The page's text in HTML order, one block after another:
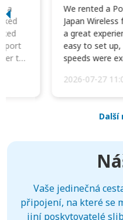
a
to
We rented a
Japan
a great
easy to set
speeds were
2026-07-27
Další
Vaše jedinečná
připojení, na které se
jiní poskytovatelé